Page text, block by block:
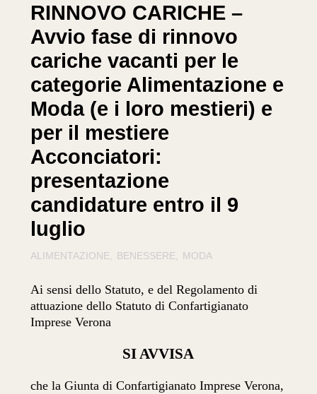
RINNOVO CARICHE –
Avvio fase di rinnovo
cariche vacanti per le
categorie Alimentazione e
Moda (e i loro mestieri) e
per il mestiere
Acconciatori:
presentazione
candidature entro il 9
luglio
ALIMENTAZIONE BENESSERE MODA
Ai sensi dello Statuto, e del Regolamento di
attuazione dello Statuto di Confartigianato
Imprese Verona
SI AVVISA
che la Giunta di Confartigianato Imprese Verona,